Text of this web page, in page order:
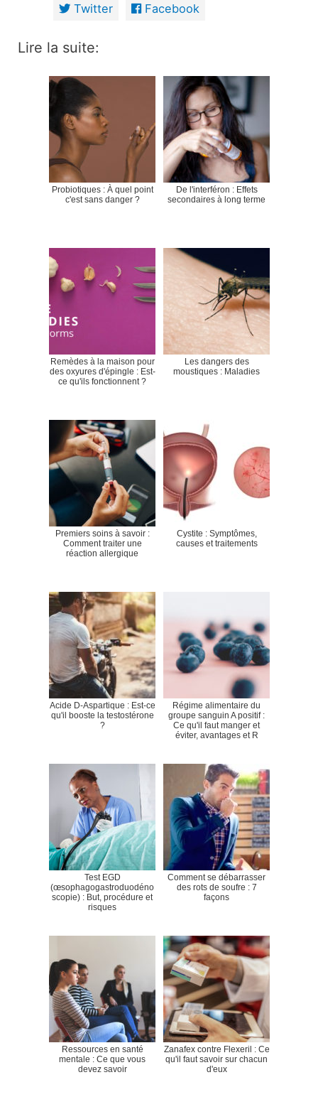
Twitter Facebook
Lire la suite:
Probiotiques : À quel point
c'est sans danger ?
De l'interféron : Effets
secondaires à long terme
Remèdes à la maison pour
des oxyures d'épingle : Est-
ce qu'ils fonctionnent ?
Les dangers des
moustiques : Maladies
Premiers soins à savoir :
Comment traiter une
réaction allergique
Cystite : Symptômes,
causes et traitements
Acide D-Aspartique : Est-ce
qu'il booste la testostérone
?
Régime alimentaire du
groupe sanguin A positif :
Ce qu'il faut manger et
éviter, avantages et R
Test EGD
(œsophagogastroduodéno
scopie) : But, procédure et
risques
Comment se débarrasser
des rots de soufre : 7
façons
Ressources en santé
mentale : Ce que vous
devez savoir
Zanafex contre Flexeril : Ce
qu'il faut savoir sur chacun
d'eux